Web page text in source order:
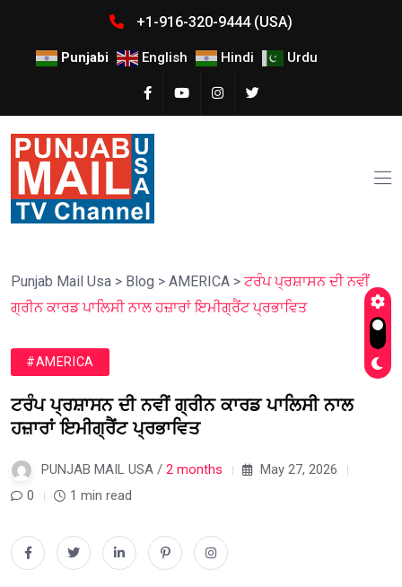
+1-916-320-9444 (USA)
Punjabi English Hindi Urdu
Punjab Mail Usa > Blog > AMERICA > ਟਰੰਪ ਪ੍ਰਸ਼ਾਸਨ ਦੀ ਨਵੀਂ
ਗ੍ਰੀਨ ਕਾਰਡ ਪਾਲਿਸੀ ਨਾਲ ਹਜ਼ਾਰਾਂ ਇਮੀਗ੍ਰੈਂਟ ਪ੍ਰਭਾਵਿਤ
#AMERICA
ਟਰੰਪ ਪ੍ਰਸ਼ਾਸਨ ਦੀ ਨਵੀਂ ਗ੍ਰੀਨ ਕਾਰਡ ਪਾਲਿਸੀ ਨਾਲ
ਹਜ਼ਾਰਾਂ ਇਮੀਗ੍ਰੈਂਟ ਪ੍ਰਭਾਵਿਤ
PUNJAB MAIL USA / 2 months
May 27, 2026
0
1 min read